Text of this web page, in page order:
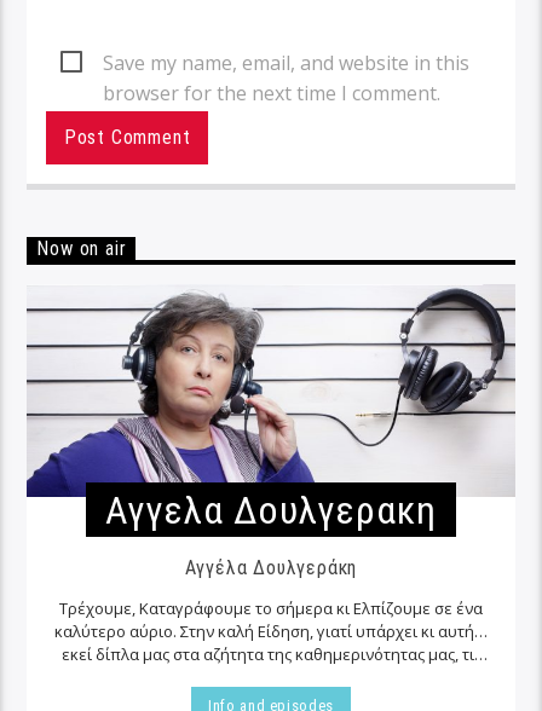
Save my name, email, and website in this
browser for the next time I comment.
Now on air
Αγγελα Δουλγερακη
Αγγέλα Δουλγεράκη
Τρέχουμε, Καταγράφουμε το σήμερα κι Ελπίζουμε σε ένα
καλύτερο αύριο. Στην καλή Είδηση, γιατί υπάρχει κι αυτή…
εκεί δίπλα μας στα αζήτητα της καθημερινότητας μας, τις
Info and episodes